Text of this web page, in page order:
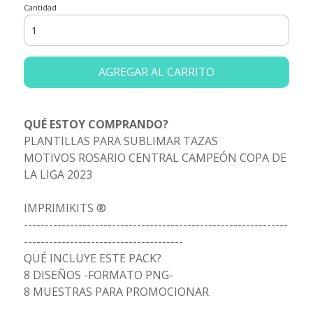
Cantidad
AGREGAR AL CARRITO
QUÉ ESTOY COMPRANDO?
PLANTILLAS PARA SUBLIMAR TAZAS
MOTIVOS ROSARIO CENTRAL CAMPEÓN COPA DE
LA LIGA 2023
IMPRIMIKITS ®
---------------------------------------------------------------
--------------------------------------
QUÉ INCLUYE ESTE PACK?
8 DISEÑOS -FORMATO PNG-
8 MUESTRAS PARA PROMOCIONAR